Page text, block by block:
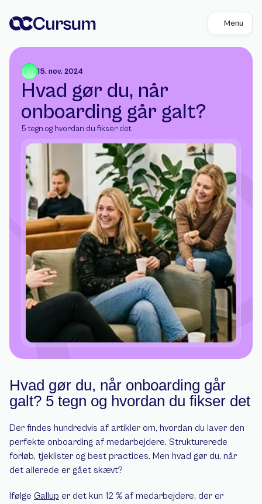
15. nov. 2024
Hvad gør du, når
onboarding går galt?
5 tegn og hvordan du fikser det
Hvad gør du, når onboarding går
galt? 5 tegn og hvordan du fikser det
Der findes hundredvis af artikler om, hvordan du laver den
perfekte onboarding af medarbejdere. Strukturerede
forløb, tjeklister og best practices. Men hvad gør du, når
det allerede er gået skævt?
Ifølge Gallup er det kun 12 % af medarbejdere, der er
Menu